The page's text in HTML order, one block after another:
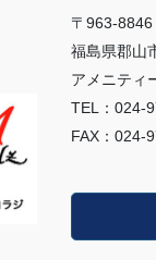
〒963-8846
福島県郡山
アメニティ
TEL：024-
FAX：024-